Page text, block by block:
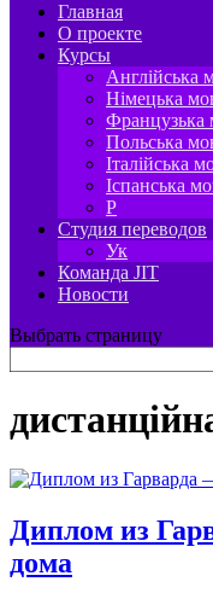
Главная
О проекте
Курсы
Англійська
Німецька
Французька
Польська
Італійська
Іспанська
P
Студия переводов
Ук
Команда JIT
Новости
Выбрать страницу
Диплом из
дома